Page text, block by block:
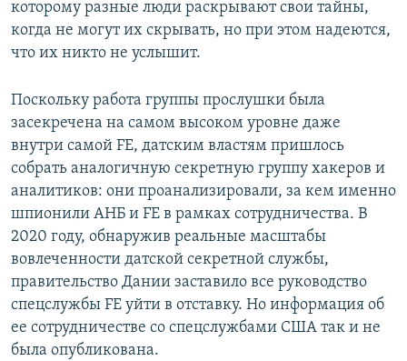
которому разные люди раскрывают свои тайны,
когда не могут их скрывать, но при этом надеются,
что их никто не услышит.
Поскольку работа группы прослушки была
засекречена на самом высоком уровне даже
внутри самой FE, датским властям пришлось
собрать аналогичную секретную группу хакеров и
аналитиков: они проанализировали, за кем именно
шпионили АНБ и FE в рамках сотрудничества. В
2020 году, обнаружив реальные масштабы
вовлеченности датской секретной службы,
правительство Дании заставило все руководство
спецслужбы FE уйти в отставку. Но информация об
ее сотрудничестве со спецслужбами США так и не
была опубликована.